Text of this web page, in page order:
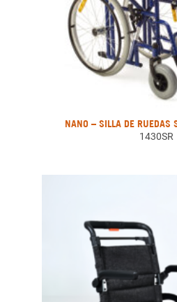
NANO – SILLA DE RUEDAS
1430SR